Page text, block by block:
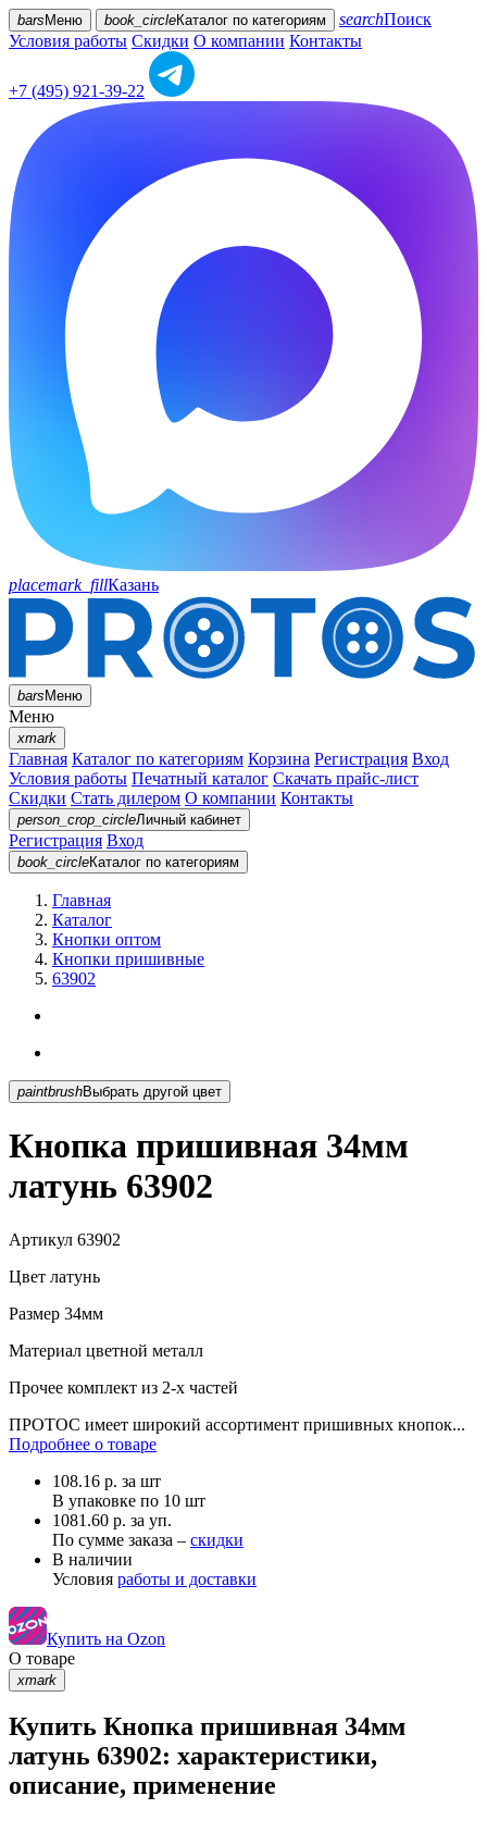
bars Меню book_circleКаталог по категориям searchПоиск
Условия работы Скидки О компании Контакты
+7 (495) 921-39-22
placemark_fillКазань
barsМеню
Меню
xmark
Главная Каталог по категориям Корзина Регистрация Вход
Условия работы Печатный каталог Скачать прайс-лист
Скидки Стать дилером О компании Контакты
person_crop_circleЛичный кабинет
Регистрация Вход
book_circleКаталог по категориям
Главная
Каталог
Кнопки оптом
Кнопки пришивные
63902
paintbrush Выбрать другой цвет
Кнопка пришивная 34мм
латунь 63902
Артикул 63902
Цвет латунь
Размер 34мм
Материал цветной металл
Прочее комплект из 2-х частей
ПРОТОС имеет широкий ассортимент пришивных кнопок...
Подробнее о товаре
108.16 р. за шт
В упаковке по 10 шт
1081.60 р. за уп.
По сумме заказа – скидки
В наличии
Условия работы и доставки
Купить на Ozon
О товаре
xmark
Купить Кнопка пришивная 34мм
латунь 63902: характеристики,
описание, применение